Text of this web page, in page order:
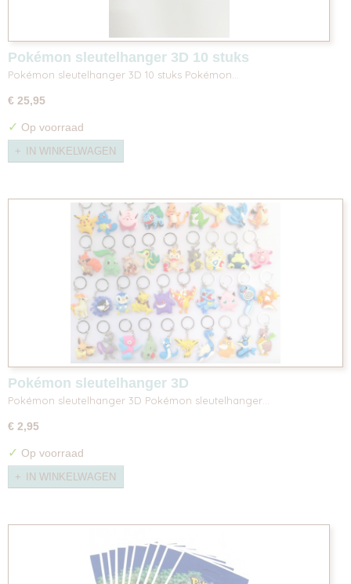
Pokémon sleutelhanger 3D 10 stuks
Pokémon sleutelhanger 3D 10 stuks Pokémon…
€ 25,95
✓ Op voorraad
IN WINKELWAGEN
Pokémon sleutelhanger 3D
Pokémon sleutelhanger 3D Pokémon sleutelhanger…
€ 2,95
✓ Op voorraad
IN WINKELWAGEN